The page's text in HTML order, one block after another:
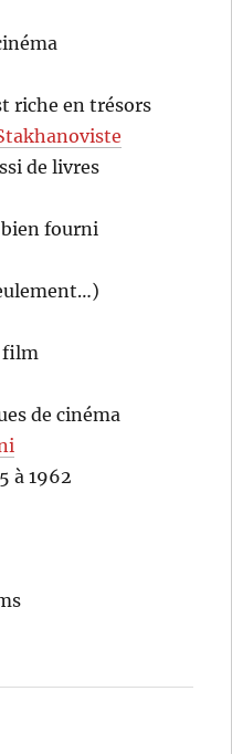
riche en trésors
de livres
fourni
film
de cinéma
à 1962